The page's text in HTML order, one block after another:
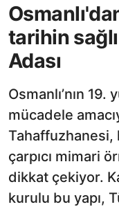
tarihin
Adası
Osmanlı’nın 19.
mücadele
Tahaffuzhanesi,
çarpıcı mimari
dikkat çekiyor.
kurulu bu yapı,